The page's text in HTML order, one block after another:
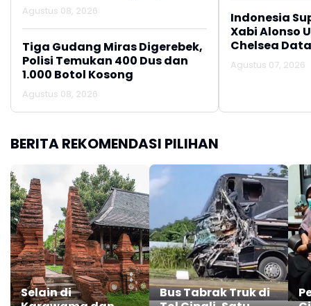
Agustus 08, 2026
Tiga Gudang Miras Digerebek,
Polisi Temukan 400 Dus dan
1.000 Botol Kosong
Agustus 08, 2026
Indonesia
Xabi Alonso
Chelsea
Agustus 07, 2026
BERITA REKOMENDASI PILIHAN
Selain di
Bus Tabrak Truk di